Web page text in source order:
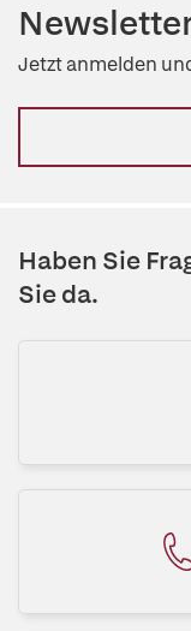
Jetzt anmelden
Haben Sie
Sie da.